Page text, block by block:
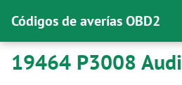
Códigos de averías OBD2
19464 P3008 Audi